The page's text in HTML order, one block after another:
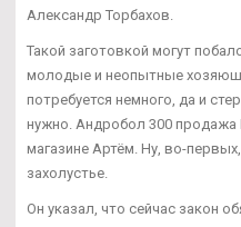
Александр Торбахов.
Такой заготовкой могут
молодые и неопытные
потребуется немного, да и
нужно. Андробол 300 продажа
магазине Артём. Ну, во-
захолустье.
Он указал, что сейчас закон